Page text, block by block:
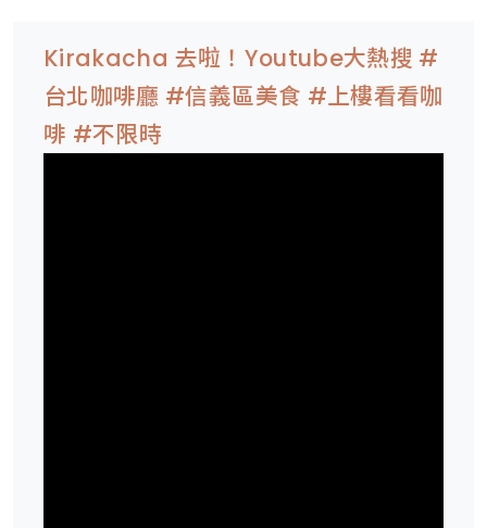
Kirakacha 去啦！Youtube大熱搜 #
台北咖啡廳 #信義區美食 #上樓看看咖
啡 #不限時